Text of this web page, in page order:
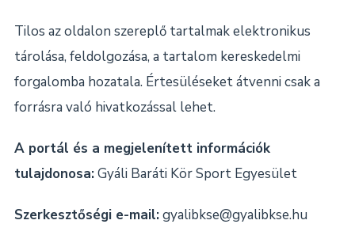
Kapcsolat
Tilos az oldalon szereplő tartalmak elektronikus
tárolása, feldolgozása, a tartalom kereskedelmi
forgalomba hozatala. Értesüléseket átvenni csak a
forrásra való hivatkozással lehet.
A portál és a megjelenített információk
tulajdonosa:Gyáli Baráti Kör Sport Egyesület
Szerkesztőségi e-mail:gyalibkse@gyalibkse.hu